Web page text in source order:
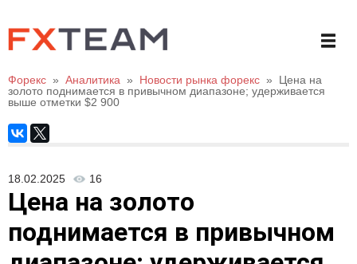
Форекс » Аналитика » Новости рынка форекс »
Цена на
золото поднимается в привычном диапазоне; удерживается
выше отметки $2 900
18.02.2025 16
Цена на золото
поднимается в привычном